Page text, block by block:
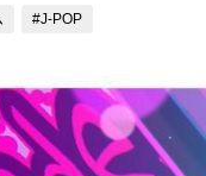
#J-POP